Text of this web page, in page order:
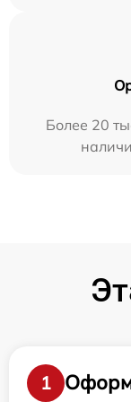
Более 20
1